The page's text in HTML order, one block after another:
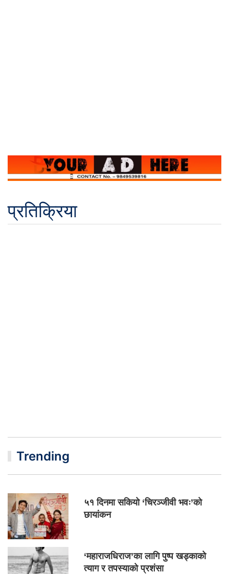
प्रतिक्रिया
Trending
५१ दिनमा सकियो ‘चिरञ्जीवी भवः’को
छायांकन
‘महाराजधिराज’का लागि पुष्प खड्काको
त्याग र तपस्याको प्रशंसा